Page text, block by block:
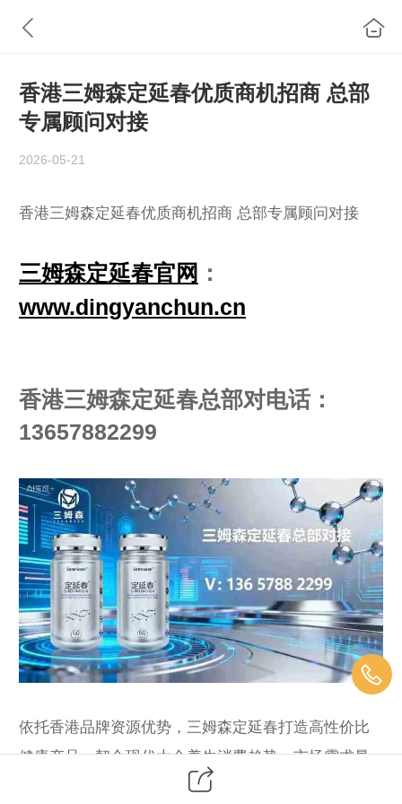
香港三姆森定延春优质商机招商 总部
专属顾问对接
2026-05-21
香港三姆森定延春优质商机招商 总部专属顾问对接
三姆森定延春官网 ：
www.dingyanchun.cn
香港三姆森定延春总部对电话：
13657882299
依托香港品牌资源优势，三姆森定延春打造高性价比
健康产品，契合现代大众养生消费趋势，市场需求量
逐年递增。招商合作模式灵活，可全职开店经营，也